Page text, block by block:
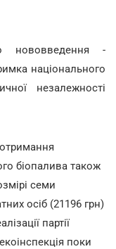
нововведення -
національного
незалежності
біопалива також
семи
осіб (21196 грн)
партії
поки